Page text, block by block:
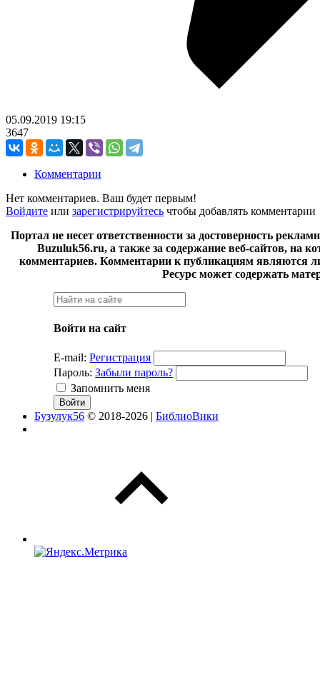
05.09.2019 19:15
3647
Комментарии
Нет комментариев. Ваш будет первым!
Войдите или зарегистрируйтесь чтобы добавлять комментарии
Портал не несет ответственности за достоверность
Buzuluk56.ru, а также за содержание веб-сайтов, на
комментариев. Комментарии к публикациям являются
Ресурс может содержать
Войти на сайт
E-mail: Регистрация
Пароль: Забыли пароль?
Запомнить меня
Бузулук56 © 2018-2026 | БиблиоВики